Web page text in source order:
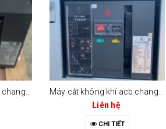
Máy cắt không khí acb changrong cw1-2000 (bộ điều khiển m-type)
Máy cắt không khí acb changrong cw1-2000c (2000a - 3 cực / 4 cực)
Liên hệ
CHI TIẾT